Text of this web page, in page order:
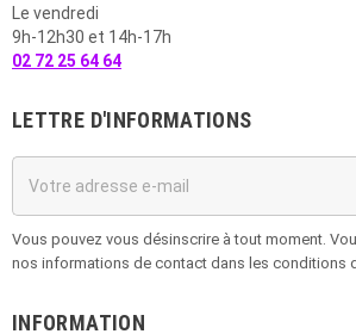
Le vendredi
9h-12h30 et 14h-17h
02 72 25 64 64
LETTRE D'INFORMATIONS
Vous pouvez vous désinscrire à tout moment.
nos informations de contact dans les conditions
INFORMATION